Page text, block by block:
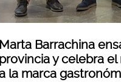
Marta Barrachina
provincia y celebra
la marca